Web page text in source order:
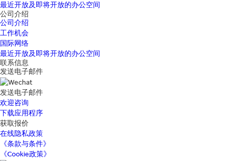
最近开放及即将开放的办公空间
公司介绍
公司介绍
工作机会
国际网络
最近开放及即将开放的办公空间
联系信息
发送电子邮件
发送电子邮件
欢迎咨询
下载应用程序
获取报价
在线隐私政策
《条款与条件》
《Cookie政策》